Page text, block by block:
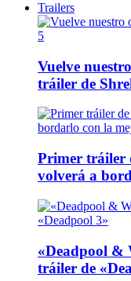
Trailers
Vuelve
tráiler de
Primer tráiler
volverá a
«Deadpool &
tráiler de